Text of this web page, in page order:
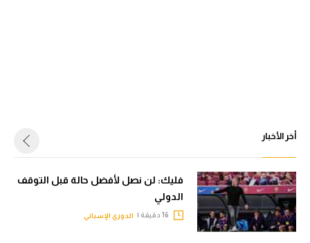
أخر الأخبار
فليك: لن نصل لأفضل حالة قبل التوقف
الدولي
الدوري الإسباني